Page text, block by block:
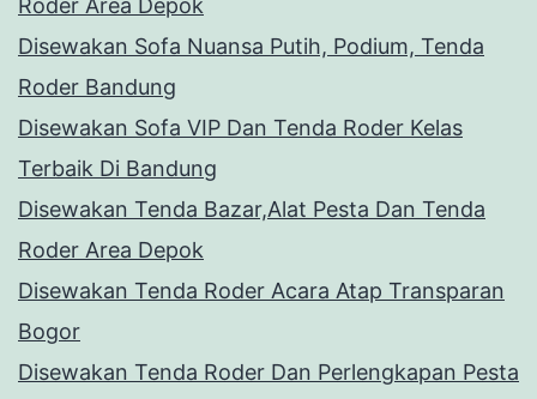
Roder Area Depok
Disewakan Sofa Nuansa Putih, Podium, Tenda
Roder Bandung
Disewakan Sofa VIP Dan Tenda Roder Kelas
Terbaik Di Bandung
Disewakan Tenda Bazar,Alat Pesta Dan Tenda
Roder Area Depok
Disewakan Tenda Roder Acara Atap Transparan
Bogor
Disewakan Tenda Roder Dan Perlengkapan Pesta